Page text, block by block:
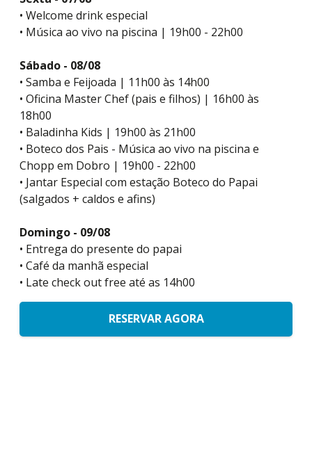
• Welcome drink especial
• Música ao vivo na piscina | 19h00 - 22h00
Sábado - 08/08
• Samba e Feijoada | 11h00 às 14h00
• Oficina Master Chef (pais e filhos) | 16h00 às
18h00
• Baladinha Kids | 19h00 às 21h00
• Boteco dos Pais - Música ao vivo na piscina e
Chopp em Dobro | 19h00 - 22h00
• Jantar Especial com estação Boteco do Papai
(salgados + caldos e afins)
Domingo - 09/08
• Entrega do presente do papai
• Café da manhã especial
• Late check out free até as 14h00
RESERVAR AGORA